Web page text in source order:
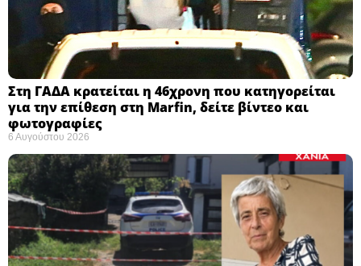
Στη ΓΑΔΑ κρατείται η 46χρονη που κατηγορείται
για την επίθεση στη Marfin, δείτε βίντεο και
φωτογραφίες
6 Αυγούστου 2026